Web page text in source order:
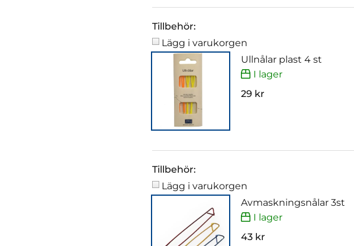
Tillbehör:
Lägg i varukorgen
Ullnålar plast 4 st
I lager
29 kr
Tillbehör:
Lägg i varukorgen
Avmaskningsnålar 3st
I lager
43 kr